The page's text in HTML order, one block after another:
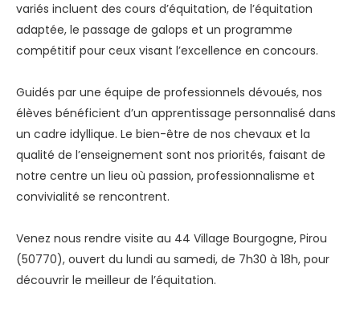
variés incluent des cours d’équitation, de l’équitation
adaptée, le passage de galops et un programme
compétitif pour ceux visant l’excellence en concours.
Guidés par une équipe de professionnels dévoués, nos
élèves bénéficient d’un apprentissage personnalisé dans
un cadre idyllique. Le bien-être de nos chevaux et la
qualité de l’enseignement sont nos priorités, faisant de
notre centre un lieu où passion, professionnalisme et
convivialité se rencontrent.
Venez nous rendre visite au 44 Village Bourgogne, Pirou
(50770), ouvert du lundi au samedi, de 7h30 à 18h, pour
découvrir le meilleur de l’équitation.